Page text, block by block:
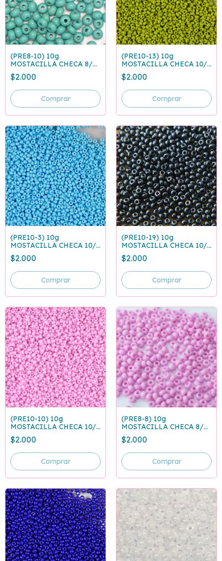
(PRE8-10) 10g
MOSTACILLA CHECA 8/0
VERDE TURQUESA 63130
$2.000
(PRE10-13) 10g
MOSTACILLA CHECA 10/0
VERDE OLIVA 53430
$2.000
(PRE10-3) 10g
MOSTACILLA CHECA 10/0
AZUL CLARO 63020
$2.000
(PRE10-19) 10g
MOSTACILLA CHECA 10/0
ACERINA 49102
$2.000
(PRE10-10) 10g
MOSTACILLA CHECA 10/0
ROSADO PASTEL 03192
$2.000
(PRE8-8) 10g
MOSTACILLA CHECA 8/0
ROSADO PASTEL 03192
$2.000